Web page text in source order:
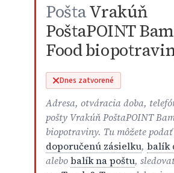
PoštaVrakúň
PoštaPOINT
Food
Dnes zatvorené
Adresa, otváracia doba,
pošty Vrakúň PoštaPOINT
biopotraviny. Tu môžete
doporučenú zásielku, balík
alebobalík na poštu,